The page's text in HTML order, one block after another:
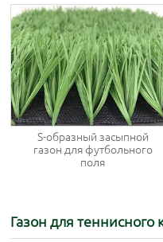
S-образный засыпной
газон для футбольного
поля
Газон для теннисного